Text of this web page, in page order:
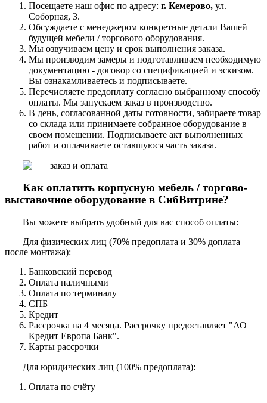
Посещаете наш офис по адресу: г. Кемерово, ул.
Соборная, 3.
Обсуждаете с менеджером конкретные детали Вашей
будущей мебели / торгового оборудования.
Мы озвучиваем цену и срок выполнения заказа.
Мы производим замеры и подготавливаем необходимую
документацию - договор со спецификацией и эскизом.
Вы ознакамливаетесь и подписываете.
Перечисляете предоплату согласно выбранному способу
оплаты. Мы запускаем заказ в производство.
В день, согласованной даты готовности, забираете товар
со склада или принимаете собранное оборудование в
своем помещении. Подписываете акт выполненных
работ и оплачиваете оставшуюся часть заказа.
Как оплатить корпусную мебель / торгово-
выставочное оборудование в СибВитрине?
Вы можете выбрать удобный для вас способ оплаты:
Для физических лиц (70% предоплата и 30% доплата
после монтажа):
Банковский перевод
Оплата наличными
Оплата по терминалу
СПБ
Кредит
Рассрочка на 4 месяца. Рассрочку предоставляет "АО
Кредит Европа Банк".
Карты рассрочки
Для юридических лиц (100% предоплата):
Оплата по счёту